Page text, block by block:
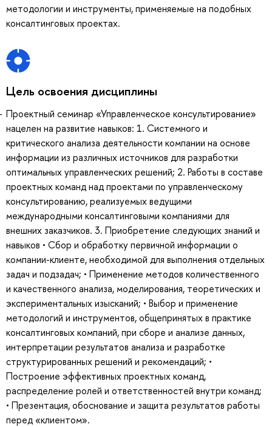
методологии и инструменты, применяемые на подобных
консалтинговых проектах.
Цель освоения дисциплины
Проектный семинар «Управленческое консультирование»
нацелен на развитие навыков: 1. Системного и
критического анализа деятельности компании на основе
информации из различных источников для разработки
оптимальных управленческих решений; 2. Работы в составе
проектных команд над проектами по управленческому
консультированию, реализуемых ведущими
международными консалтинговыми компаниями для
внешних заказчиков. 3. Приобретение следующих знаний и
навыков • Сбор и обработку первичной информации о
компании-клиенте, необходимой для выполнения отдельных
задач и подзадач; • Применение методов количественного
и качественного анализа, моделирования, теоретических и
экспериментальных изысканий; • Выбор и применение
методологий и инструментов, общепринятых в практике
консалтинговых компаний, при сборе и анализе данных,
интерпретации результатов анализа и разработке
структурированных решений и рекомендаций; •
Построение эффективных проектных команд,
распределение ролей и ответственностей внутри команд;
• Презентация, обоснование и защита результатов работы
перед «клиентом».